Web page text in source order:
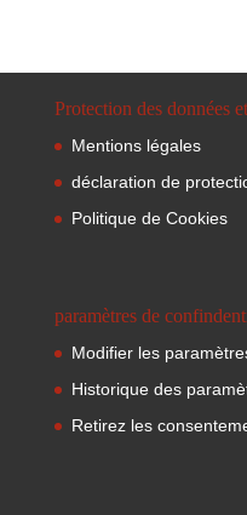
Protection des données
Mentions légales
déclaration de
Politique de Cookies
paramètres de
Modifier les
Historique des
Retirez les